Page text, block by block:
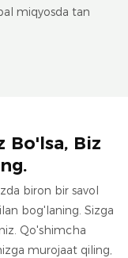
miqyosda tan
Bo'lsa, Biz
biron bir savol
bog'laning. Sizga
Qo'shimcha
murojaat qiling,